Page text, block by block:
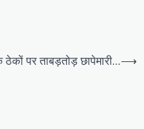
ठेकों पर ताबड़तोड़ छापेमारी…⟶